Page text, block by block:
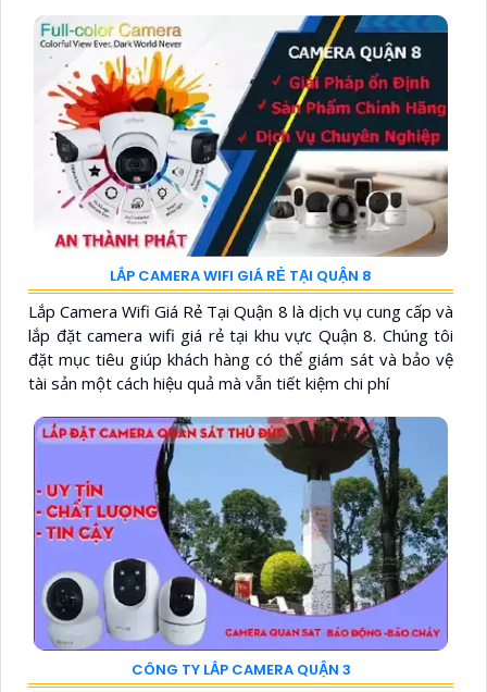
LẮP CAMERA WIFI GIÁ RẺ TẠI QUẬN 8
Lắp Camera Wifi Giá Rẻ Tại Quận 8 là dịch vụ cung cấp và
lắp đặt camera wifi giá rẻ tại khu vực Quận 8. Chúng tôi
đặt mục tiêu giúp khách hàng có thể giám sát và bảo vệ
tài sản một cách hiệu quả mà vẫn tiết kiệm chi phí
CÔNG TY LẮP CAMERA QUẬN 3